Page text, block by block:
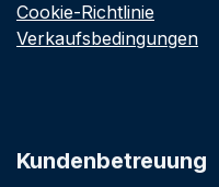
Cookie-Richtlinie
Verkaufsbedingungen
Kundenbetreuung